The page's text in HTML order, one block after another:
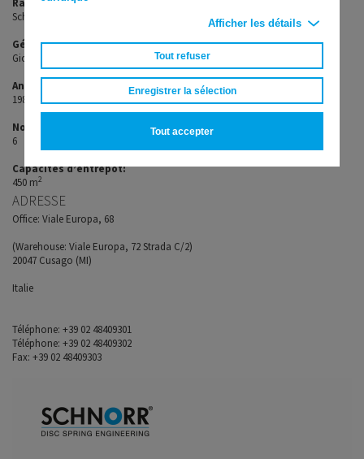
Afficher les détails
Tout refuser
Enregistrer la sélection
Tout accepter
Schnorr Italia s.r.l.
Gérant:
Giovanni Pasteris
Année de création:
1980
Nombre de collaborateurs:
6
Capacités d’entrepôt:
450 m2
ADRESSE
Office: Viale Europa, 68
(Warehouse: Viale Europa, 72 Strada C/2)
20047 Cusago (MI)
Italie
Téléphone: +39 02 48409301
Téléphone: +39 02 48409302
Fax: +39 02 48409303